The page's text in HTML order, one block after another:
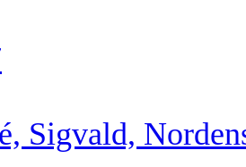
Sigvald,